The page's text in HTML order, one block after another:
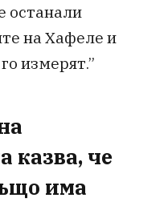
останали
на Хафеле и
измерят.”
казва, че
има